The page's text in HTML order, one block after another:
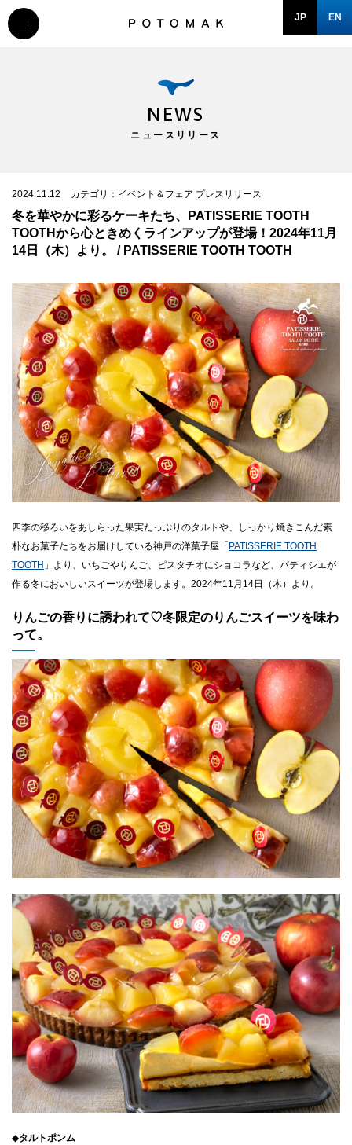
JP EN
COMPANY
DOMAIN
RECRUIT
NEWS
CLOSE
NEWS
ニュースリリース
2024.11.12 カテゴリ：イベント＆フェア プレスリリース
冬を華やかに彩るケーキたち、PATISSERIE TOOTH
TOOTHから心ときめくラインアップが登場！2024年11月
14日（木）より。 / PATISSERIE TOOTH TOOTH
四季の移ろいをあしらった果実たっぷりのタルトや、しっかり焼きこんだ素
朴なお菓子たちをお届けしている神戸の洋菓子屋「PATISSERIE TOOTH
TOOTH 」より、いちごやりんご、ピスタチオにショコラなど、パティシエが
作る冬においしいスイーツが登場します。2024年11月14日（木）より。
りんごの香りに誘われて♡冬限定のりんごスイーツを味わ
って。
◆タルトポンム